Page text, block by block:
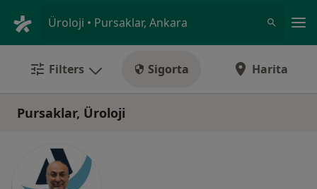
Üroloji • Pursaklar, Ankara
Filters Sigorta Harita
Pursaklar, Üroloji